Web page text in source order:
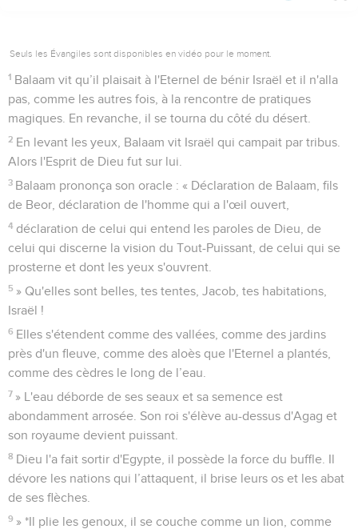
Seuls les Évangiles sont disponibles en vidéo pour le moment.
1 Balaam vit qu’il plaisait à l'Eternel de bénir Israël et il n'alla
pas, comme les autres fois, à la rencontre de pratiques
magiques. En revanche, il se tourna du côté du désert.
2 En levant les yeux, Balaam vit Israël qui campait par tribus.
Alors l'Esprit de Dieu fut sur lui.
3 Balaam prononça son oracle : « Déclaration de Balaam, fils
de Beor, déclaration de l'homme qui a l'œil ouvert,
4 déclaration de celui qui entend les paroles de Dieu, de
celui qui discerne la vision du Tout-Puissant, de celui qui se
prosterne et dont les yeux s'ouvrent.
5 » Qu'elles sont belles, tes tentes, Jacob, tes habitations,
Israël !
6 Elles s'étendent comme des vallées, comme des jardins
près d'un fleuve, comme des aloès que l'Eternel a plantés,
comme des cèdres le long de l’eau.
7 » L'eau déborde de ses seaux et sa semence est
abondamment arrosée. Son roi s'élève au-dessus d'Agag et
son royaume devient puissant.
8 Dieu l'a fait sortir d'Egypte, il possède la force du buffle. Il
dévore les nations qui l’attaquent, il brise leurs os et les abat
de ses flèches.
9 » *Il plie les genoux, il se couche comme un lion, comme